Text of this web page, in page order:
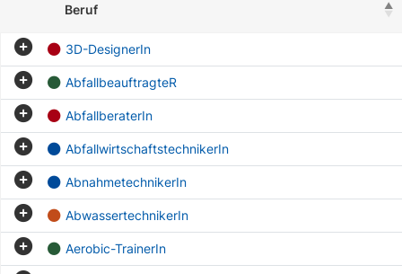
Beruf
3D-DesignerIn
AbfallbeauftragteR
AbfallberaterIn
AbfallwirtschaftstechnikerIn
AbnahmetechnikerIn
AbwassertechnikerIn
Aerobic-TrainerIn